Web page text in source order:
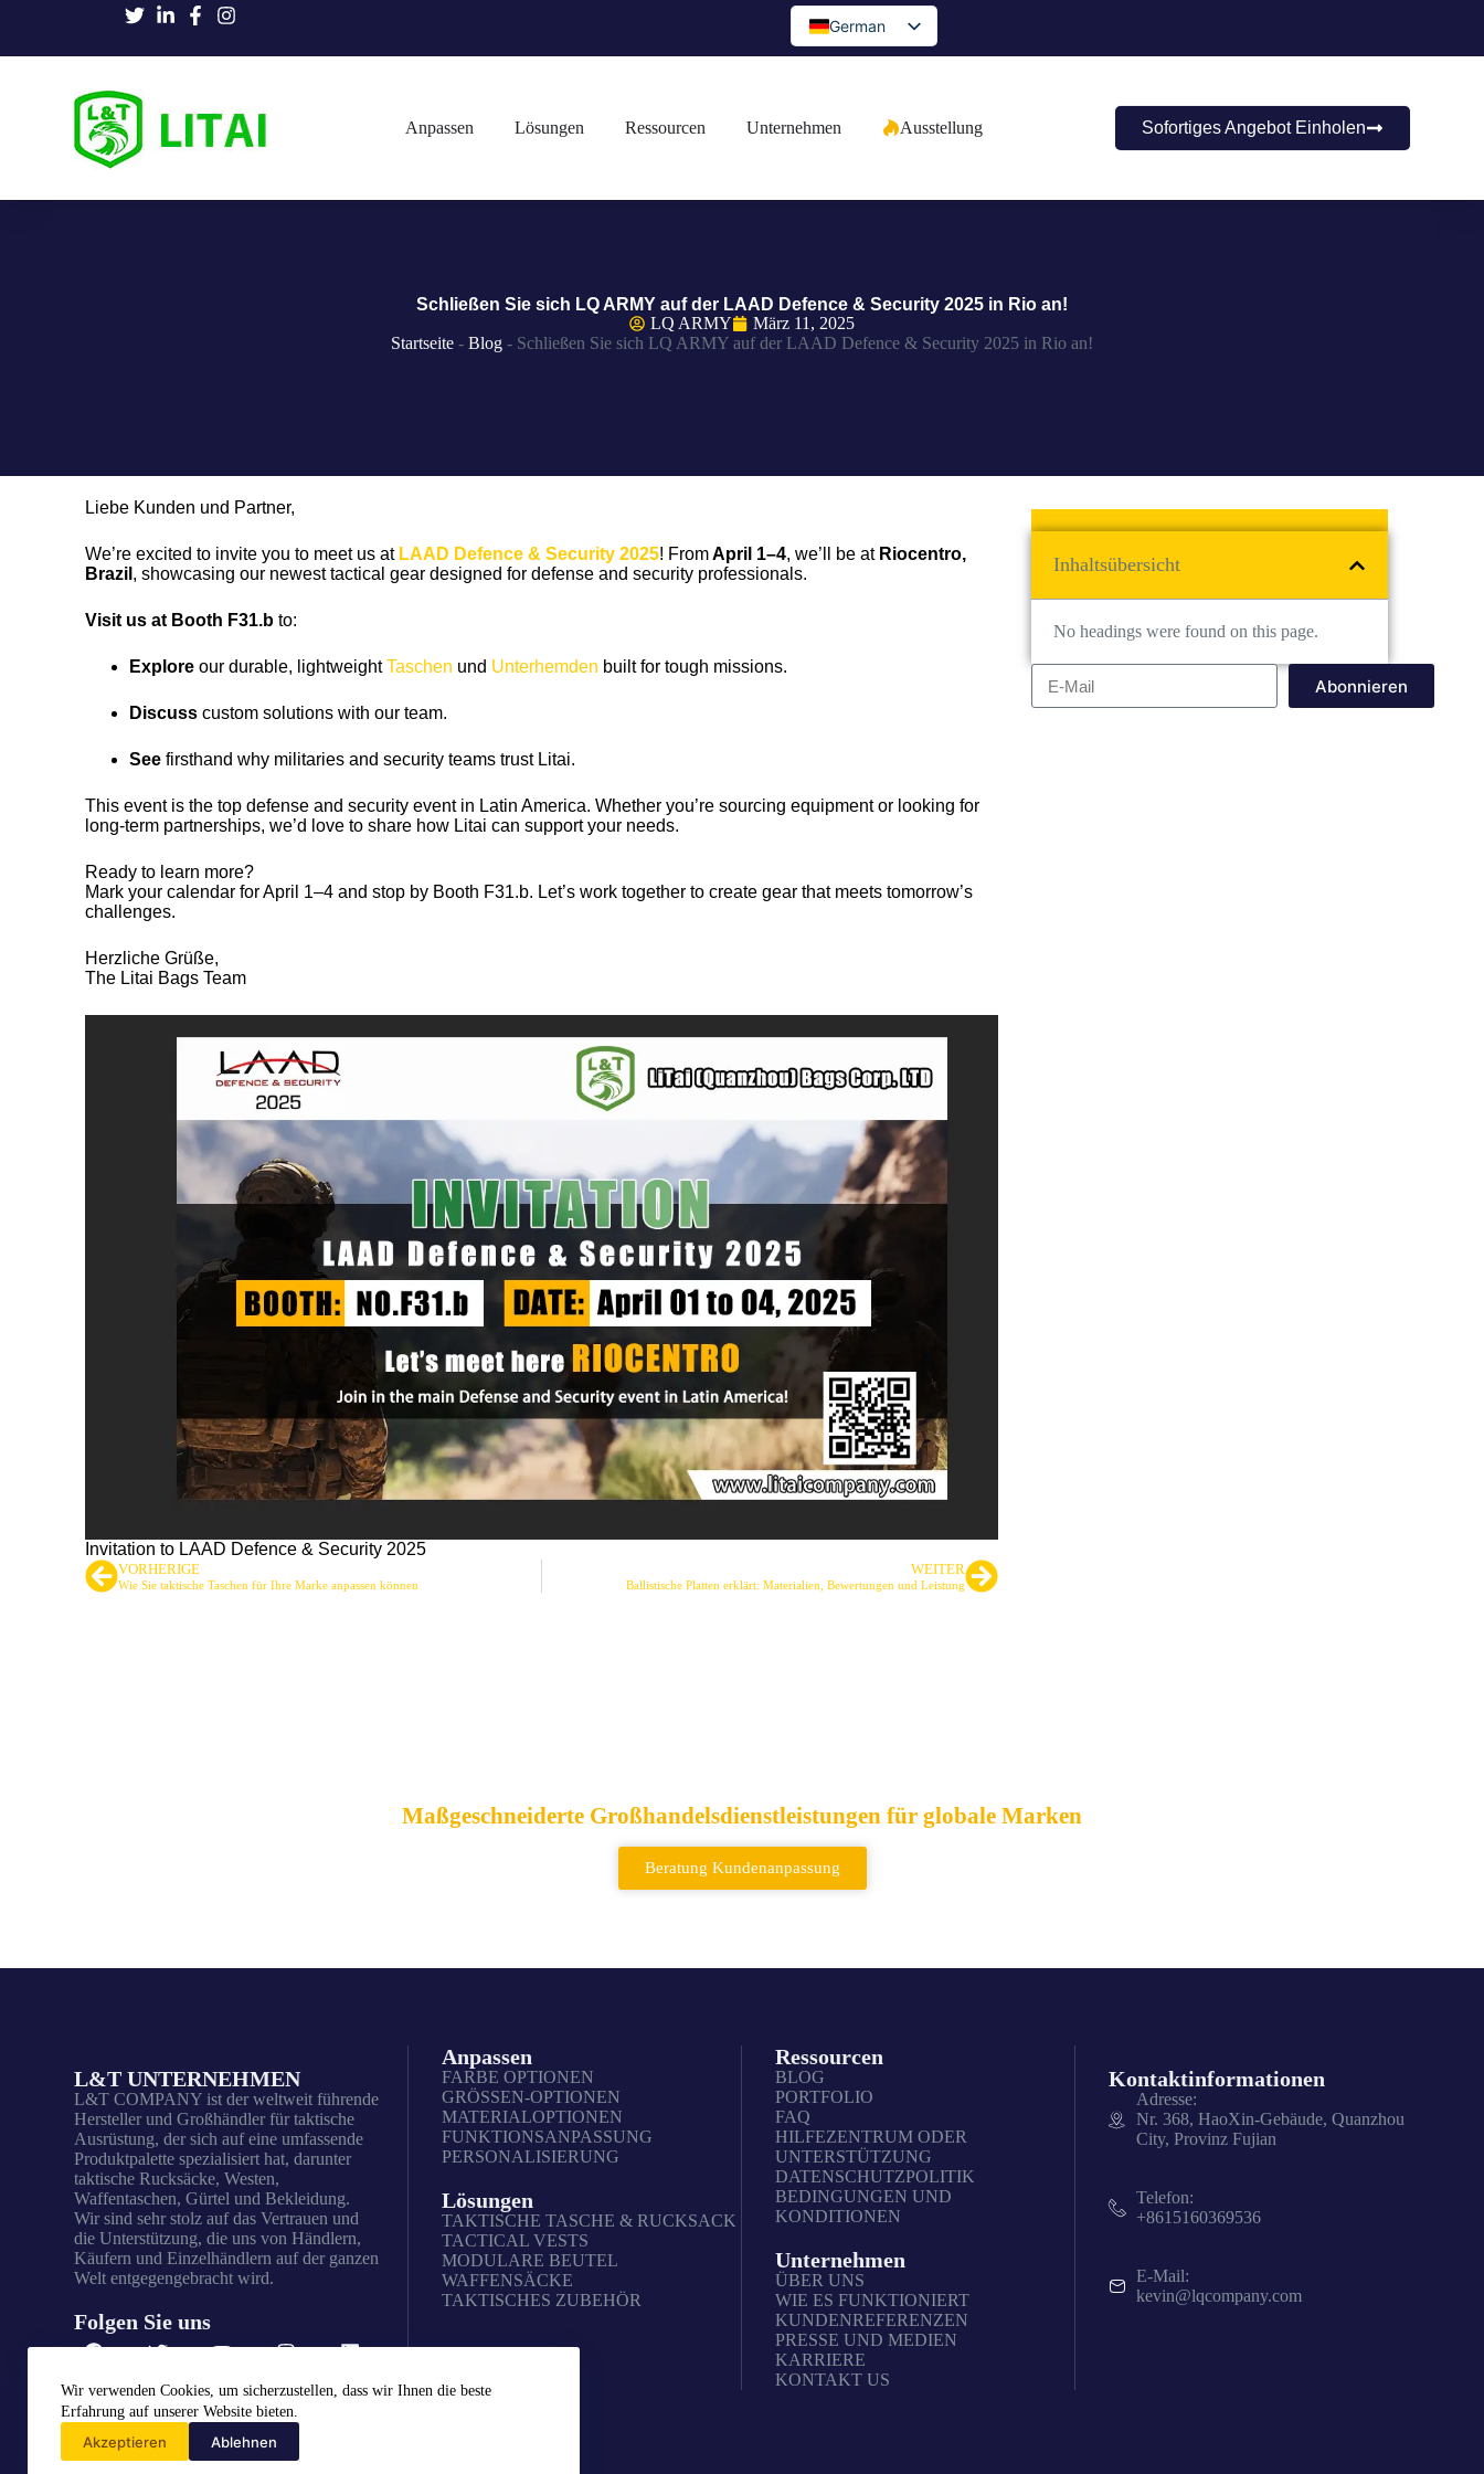
Wir verwenden Cookies, um sicherzustellen, dass wir Ihnen die beste
Erfahrung auf unserer Website bieten.
Akzeptieren Ablehnen
German
English
Portuguese
Bulgarian
Greek
Anpassen Lösungen Ressourcen Unternehmen Ausstellung Sofortiges Angebot Einholen
Schließen Sie sich LQ ARMY auf der LAAD Defence & Security 2025 in Rio an!
LQ ARMY
März 11, 2025
Startseite - Blog - Schließen Sie sich LQ ARMY auf der LAAD Defence & Security 2025 in Rio an!
Liebe Kunden und Partner,
We’re excited to invite you to meet us at LAAD Defence & Security 2025! FromApril 1–4, we’ll be at Riocentro,
Brazil , showcasing our newest tactical gear designed for defense and security professionals.
Visit us at Booth F31.b to:
Exploreour durable, lightweightTaschen und Unterhemden built for tough missions.
Discusscustom solutions with our team.
See firsthand why militaries and security teams trust Litai.
This event is the top defense and security event in Latin America. Whether you’re sourcing equipment or looking for
long-term partnerships, we’d love to share how Litai can support your needs.
Ready to learn more?
Mark your calendar for April 1–4 and stop by Booth F31.b. Let’s work together to create gear that meets tomorrow’s
challenges.
Herzliche Grüße,
The Litai Bags Team
Invitation to LAAD Defence & Security 2025
VORHERIGE
Wie Sie taktische Taschen für Ihre Marke anpassen können
WEITER
Ballistische Platten erklärt: Materialien, Bewertungen und Leistung
Inhaltsübersicht
No headings were found on this page.
Abonnieren
Maßgeschneiderte Großhandelsdienstleistungen für globale Marken
Beratung Kundenanpassung
L&T UNTERNEHMEN
L&T COMPANY ist der weltweit führende
Hersteller und Großhändler für taktische
Ausrüstung, der sich auf eine umfassende
Produktpalette spezialisiert hat, darunter
taktische Rucksäcke, Westen,
Waffentaschen, Gürtel und Bekleidung.
Wir sind sehr stolz auf das Vertrauen und
die Unterstützung, die uns von Händlern,
Käufern und Einzelhändlern auf der ganzen
Welt entgegengebracht wird.
Folgen Sie uns
Anpassen
FARBE OPTIONEN
GRÖSSEN-OPTIONEN
MATERIALOPTIONEN
FUNKTIONSANPASSUNG
PERSONALISIERUNG
Lösungen
TAKTISCHE TASCHE & RUCKSACK
TACTICAL VESTS
MODULARE BEUTEL
WAFFENSÄCKE
TAKTISCHES ZUBEHÖR
Ressourcen
BLOG
PORTFOLIO
FAQ
HILFEZENTRUM ODER
UNTERSTÜTZUNG
DATENSCHUTZPOLITIK
BEDINGUNGEN UND
KONDITIONEN
Unternehmen
ÜBER UNS
WIE ES FUNKTIONIERT
KUNDENREFERENZEN
PRESSE UND MEDIEN
KARRIERE
KONTAKT US
Kontaktinformationen
Adresse:
Nr. 368, HaoXin-Gebäude, Quanzhou
City, Provinz Fujian
Telefon:
+8615160369536
E-Mail:
kevin@lqcompany.com